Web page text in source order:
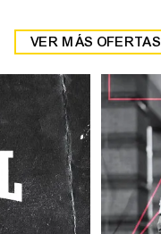
VER MÁS OFERTAS